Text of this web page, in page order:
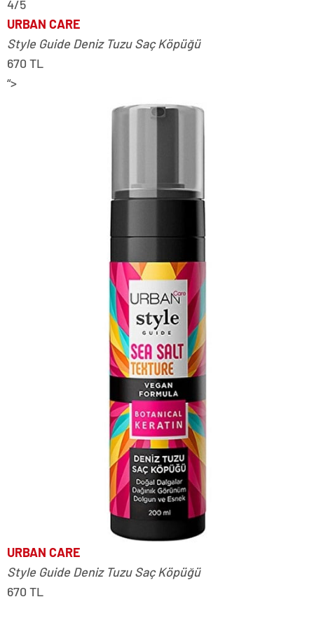
4/5
URBAN CARE
Style Guide Deniz Tuzu Saç Köpüğü
670 TL
“>
URBAN CARE
Style Guide Deniz Tuzu Saç Köpüğü
670 TL